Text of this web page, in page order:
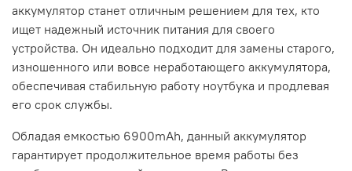
аккумулятор станет отличным решением для тех, кто
ищет надежный источник питания для своего
устройства. Он идеально подходит для замены старого,
изношенного или вовсе неработающего аккумулятора,
обеспечивая стабильную работу ноутбука и продлевая
его срок службы.
Обладая емкостью 6900mAh, данный аккумулятор
гарантирует продолжительное время работы без